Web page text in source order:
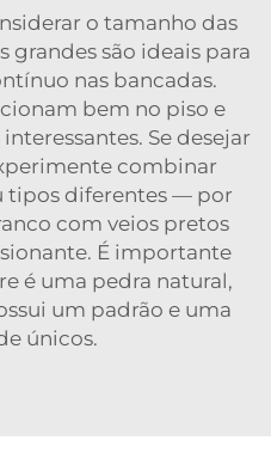
o tamanho das
grandes são ideais para
nas bancadas.
bem no piso e
Se desejar
combinar
tipos diferentes — por
com veios pretos
É importante
é uma pedra natural,
um padrão e uma
únicos.